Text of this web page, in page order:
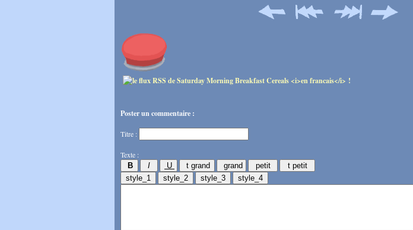
Poster un commentaire :
Titre :
Texte :